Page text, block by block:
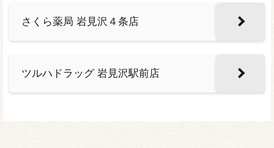
さくら薬局 岩見沢４条店
ツルハドラッグ 岩見沢駅前店